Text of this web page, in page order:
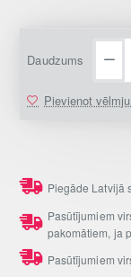
Daudzums
Pievienot
Piegāde
Pasūtījumiem
pakomātiem, ja
Pasūtījumiem